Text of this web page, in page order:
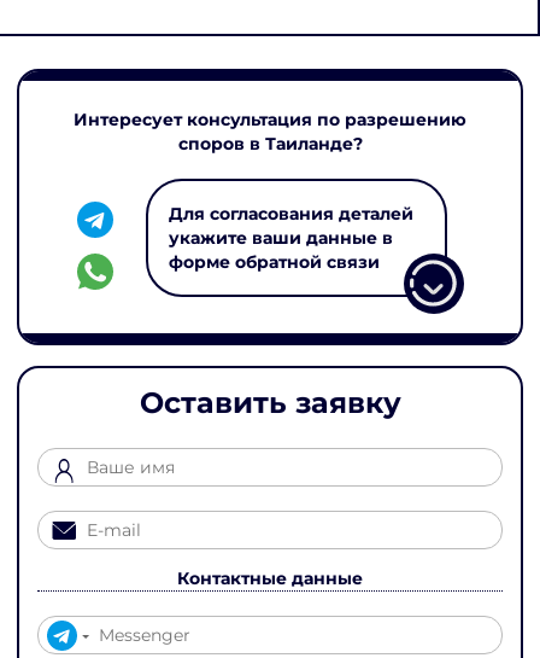
Интересует консультация по разрешению
споров в Таиланде?
Для согласования деталей
укажите ваши данные в
форме обратной связи
Оставить заявку
Контактные данные